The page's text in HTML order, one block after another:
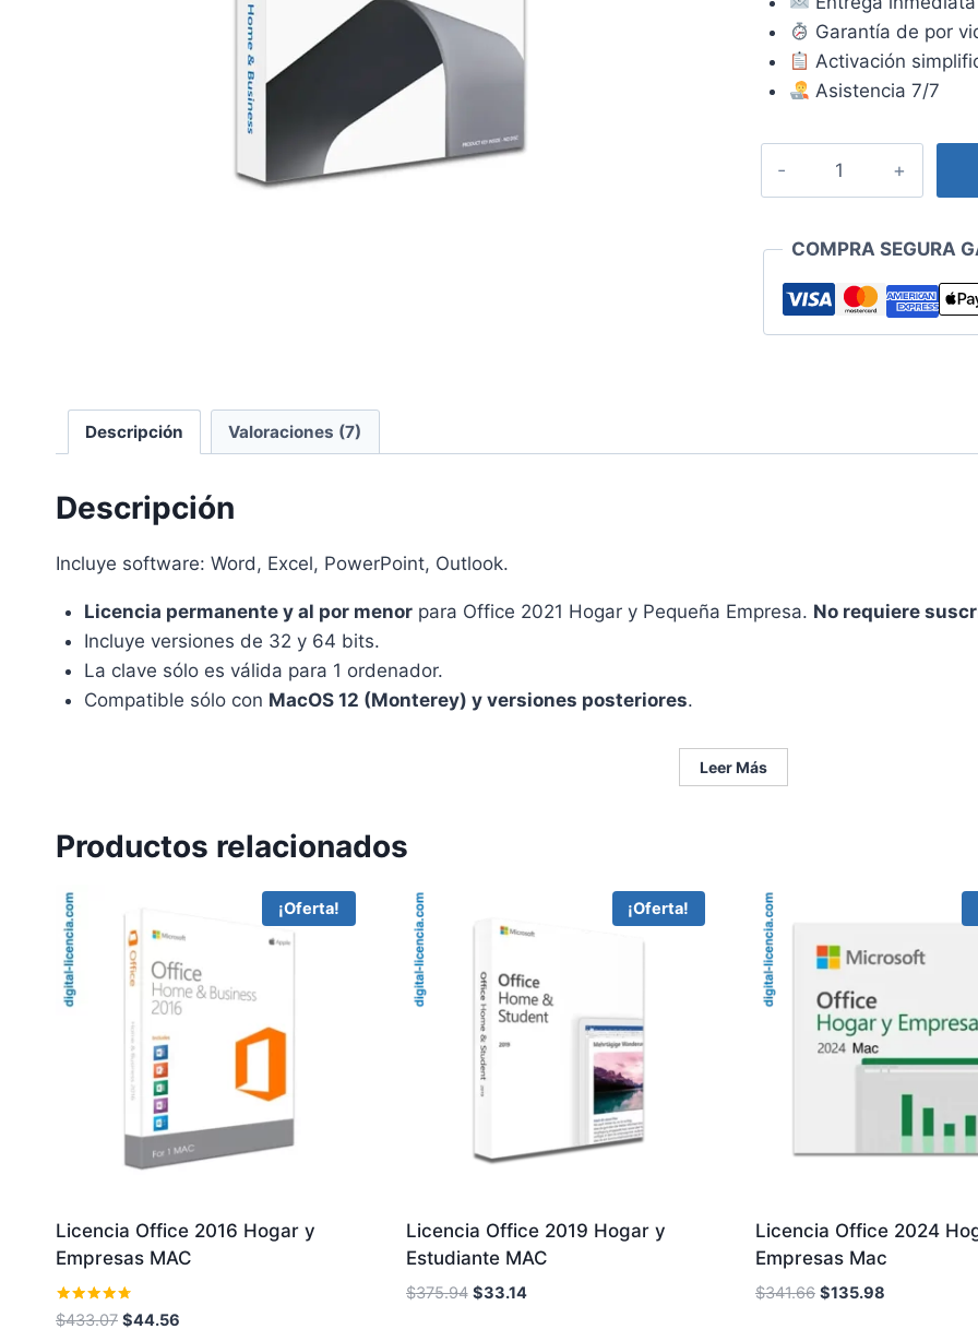
era:
$433.07.
Garantía de por
Activación
Asistencia 7/7
Hogar
Empresas
MAC
COMPRA SEGURA
Descripción Valoraciones (7)
Descripción
Incluye software: Word, Excel, PowerPoint, Outlook.
Licencia permanente y al por menorpara Office 2021 Hogar y Pequeña Empresa. No requiere
Incluye versiones de 32 y 64 bits.
La clave sólo es válida para 1 ordenador.
Compatible sólo con MacOS 12 (Monterey) y versiones posteriores.
Leer Más
Productos relacionados
¡Oferta!
Licencia Office 2016 Hogar y
Empresas MAC
Valorado
con
$433.07 El
$44.56
¡Oferta!
Licencia Office 2019 Hogar y
Estudiante MAC
$375.94 El
$33.14El
Licencia Office 2024
Empresas Mac
$341.66 El
$135.98